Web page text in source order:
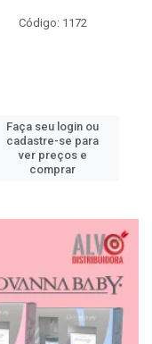
Código: 1172
Faça seu login ou
cadastre-se para
ver preços e
comprar